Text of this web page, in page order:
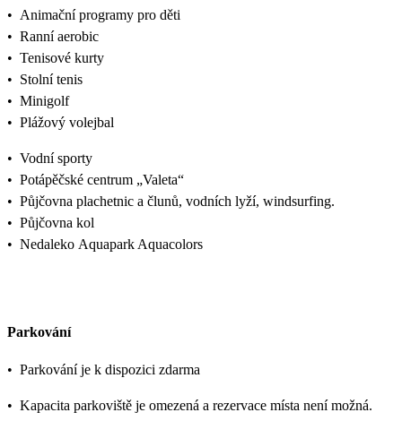
• Animační programy pro děti
• Ranní aerobic
• Tenisové kurty
• Stolní tenis
• Minigolf
• Plážový volejbal
• Vodní sporty
• Potápěčské centrum „Valeta“
• Půjčovna plachetnic a člunů, vodních lyží, windsurfing.
• Půjčovna kol
• Nedaleko Aquapark Aquacolors
Parkování
• Parkování je k dispozici zdarma
• Kapacita parkoviště je omezená a rezervace místa není možná.